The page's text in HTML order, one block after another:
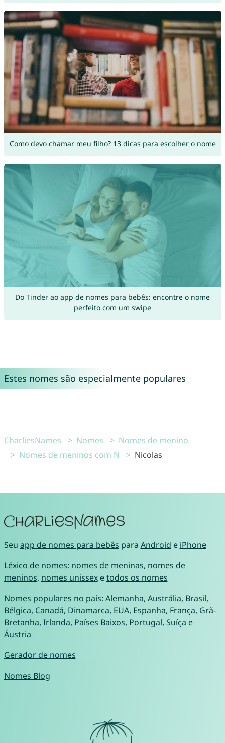
Como devo chamar meu filho? 13 dicas para escolher o nome
Do Tinder ao app de nomes para bebês: encontre o nome
perfeito com um swipe
Estes nomes são especialmente populares
CharliesNames Nomes
Nomes de menino
Nomes de meninos com N
Nicolas
Seu app de nomes para bebês para Android e iPhone
Léxico de nomes: nomes de meninas, nomes de
meninos, nomes unissexetodos os nomes
Nomes populares no país: Alemanha, Austrália, Brasil,
Bélgica, Canadá, Dinamarca, EUA, Espanha, França, Grã-
Bretanha, Irlanda, Países Baixos, Portugal, Suíça e
Áustria
Gerador de nomes
Nomes Blog